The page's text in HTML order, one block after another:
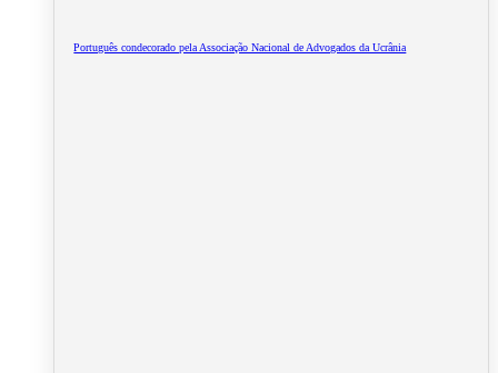
Português condecorado pela Associação Nacional de Advogados da Ucrânia